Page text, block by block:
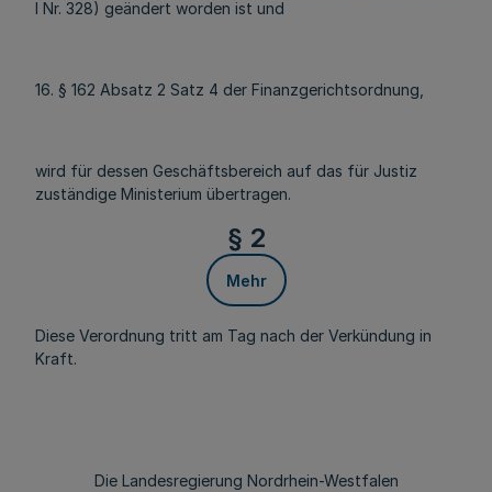
I Nr. 328) geändert worden ist und
16. § 162 Absatz 2 Satz 4 der Finanzgerichtsordnung,
wird für dessen Geschäftsbereich auf das für Justiz
zuständige Ministerium übertragen.
§ 2
Mehr
Diese Verordnung tritt am Tag nach der Verkündung in
Kraft.
Die Landesregierung Nordrhein-Westfalen